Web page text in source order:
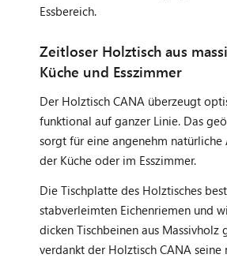
Essbereich.
Zeitloser Holztisch aus
Küche und Esszimmer
Der Holztisch CANA überzeugt
funktional auf ganzer Linie. Das
sorgt für eine angenehm natürliche
der Küche oder im Esszimmer.
Die Tischplatte des Holztisches
stabverleimten Eichenriemen und
dicken Tischbeinen aus Massivholz
verdankt der Holztisch CANA